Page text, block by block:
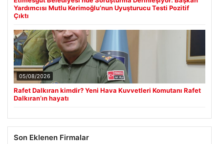
Yardımcısı Mutlu Kerimoğlu’nun Uyuşturucu Testi Pozitif
Çıktı
05/08/2026
Rafet Dalkıran kimdir? Yeni Hava Kuvvetleri Komutanı Rafet
Dalkıran’ın hayatı
Son Eklenen Firmalar